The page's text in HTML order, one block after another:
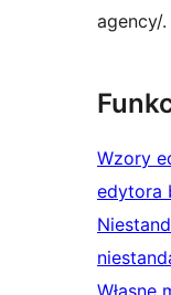
agency/.
Wzory
edytora
Własne